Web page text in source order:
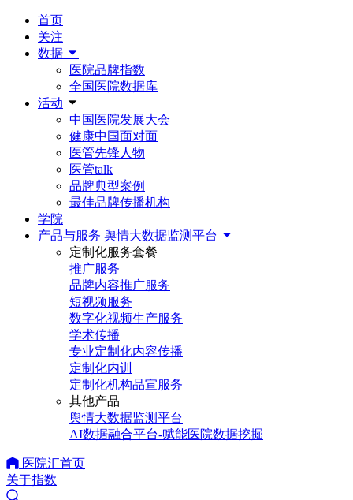
首页
关注
数据
医院品牌指数
全国医院数据库
活动
中国医院发展大会
健康中国面对面
医管先锋人物
医管talk
品牌典型案例
最佳品牌传播机构
学院
产品与服务 舆情大数据监测平台
定制化服务套餐
推广服务
品牌内容推广服务
短视频服务
数字化视频生产服务
学术传播
专业定制化内容传播
定制化内训
定制化机构品宣服务
其他产品
舆情大数据监测平台
AI数据融合平台-赋能医院数据挖掘
医院汇首页
关于指数